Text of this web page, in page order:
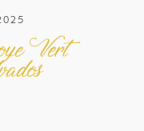
Vert